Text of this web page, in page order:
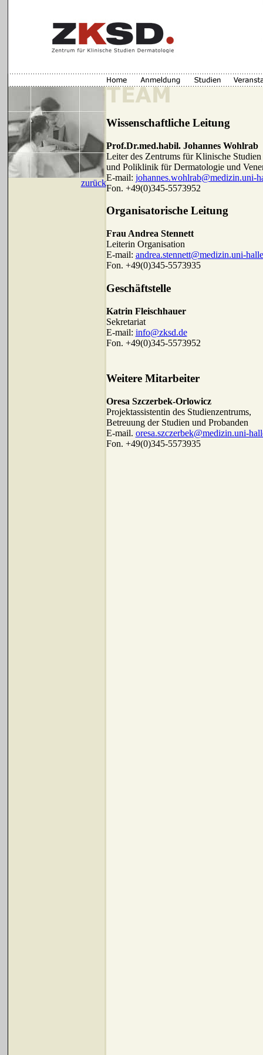
zurück
Wissenschaftliche Leitung
Prof.Dr.med.habil. Johannes Wohlrab
Leiter des Zentrums für Klinische
und Poliklinik für Dermatologie und
E-mail: johannes.wohlrab@medizin.uni-
Fon. +49(0)345-5573952
Organisatorische Leitung
Frau Andrea Stennett
Leiterin Organisation
E-mail: andrea.stennett@medizin.uni-
Fon. +49(0)345-5573935
Geschäftstelle
Katrin Fleischhauer
Sekretariat
E-mail: info@zksd.de
Fon. +49(0)345-5573952
Weitere Mitarbeiter
Oresa Szczerbek-Orlowicz
Projektassistentin des Studienzentrums,
Betreuung der Studien und Probanden
E-mail. oresa.szczerbek@medizin.uni-
Fon. +49(0)345-5573935